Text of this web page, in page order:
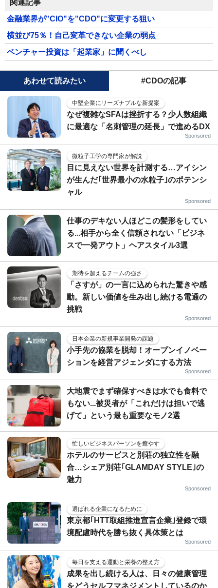
関連記事
金融業界が"CIO"を"CDO"に変更する狙い
横並び75％！自己変革できない企業の弱点
ベンチャー投資は「起業家」に聞くべし
あわせて読みたい #CDOの記事
中堅企業にリーズナブルな新提案
なぜ複雑なSFAは挫折する？少人数組織
に最適な「名刺管理の延長」で進めるDX
Sponsored
微粒子工学の専門家が解説
目に見えない世界を計測する…アイシン
が生んだ｢世界最小の水粒子｣のポテンシ
ャル
Sponsored
仕事のデキない人ほどこの髪形をしてい
る...相手から全く信頼されない「ビジネ
スで一発アウト」ヘアスタイル3選
期待を超えるチームの強さ
「さすが」の一言に込められた驚きや感
動。新しい価値を生み出し続ける電通の
挑戦
Sponsored
日本企業の新規事業開発の課題
小手先の協業を脱却！オープンイノベー
ションを経営アジェンダにする方法
Sponsored
大地震でまず確保すべきは水でも食料で
もない...被災者が「これだけは担いで逃
げて」という最も重要なモノ2選
忙しいビジネスパーソンを癒やす
ホテルのサービスと別荘の独立性を融
合…シェア別荘｢GLAMDAY STYLE｣の
魅力
Sponsored
選ばれる企業になるために
東京都｢HTT取組推進宣言企業｣登録で環
境配慮時代を勝ち抜く具体策とは
Sponsored
毎日を支える運動と栄養の整え方
成果を出し続ける人は、日々の健康管理
をどうセルフマネジメントしているのか